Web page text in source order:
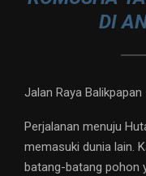
DI
Jalan Raya
Perjalanan menuju
memasuki dunia lain.
batang-batang pohon